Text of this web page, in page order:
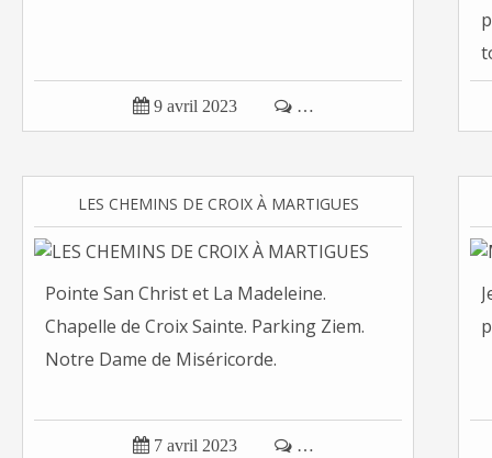
 9 avril 2023  …
LES CHEMINS DE CROIX À MARTIGUES
Pointe San Christ et La Madeleine.
Chapelle de Croix Sainte. Parking Ziem.
Notre Dame de Miséricorde.
 7 avril 2023  …